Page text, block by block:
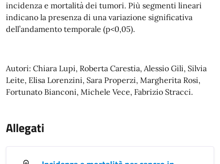
incidenza e mortalità dei tumori. Più segmenti lineari
indicano la presenza di una variazione significativa
dell’andamento temporale (p<0,05).
Autori: Chiara Lupi, Roberta Carestia, Alessio Gili, Silvia
Leite, Elisa Lorenzini, Sara Properzi, Margherita Rosi,
Fortunato Bianconi, Michele Vece, Fabrizio Stracci.
Allegati